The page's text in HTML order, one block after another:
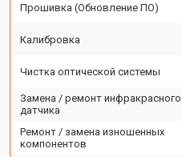
Прошивка (Обновление ПО)
Калибровка
Чистка оптической системы
Замена / ремонт инфракрасного
датчика
Ремонт / замена изношенных
компонентов